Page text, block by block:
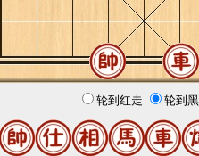
轮到红走 轮到